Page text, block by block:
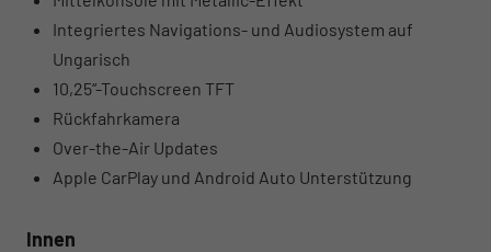
Integriertes Navigations- und Audiosystem auf
Ungarisch
10,25“-Touchscreen TFT
Rückfahrkamera
Over-the-Air Updates
Apple CarPlay und Android Auto Unterstützung
Innen